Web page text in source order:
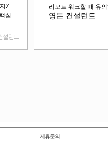
Z
심
설턴트
리모트 워크할 때 유
영돈 컨설턴트
제휴문의